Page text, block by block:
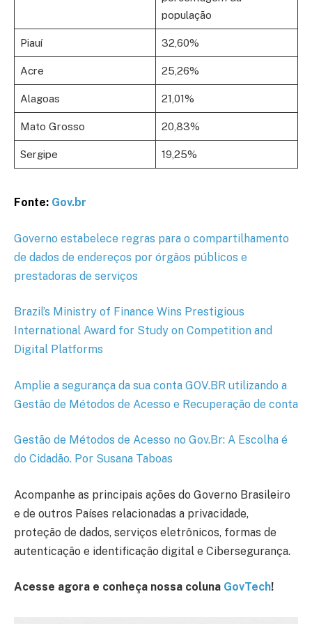
população
Piauí 32,60%
Acre 25,26%
Alagoas 21,01%
Mato Grosso 20,83%
Sergipe 19,25%
Fonte: Gov.br
Governo estabelece regras para o compartilhamento
de dados de endereços por órgãos públicos e
prestadoras de serviços
Brazil’s Ministry of Finance Wins Prestigious
International Award for Study on Competition and
Digital Platforms
Amplie a segurança da sua conta GOV.BR utilizando a
Gestão de Métodos de Acesso e Recuperação de conta
Gestão de Métodos de Acesso no Gov.Br: A Escolha é
do Cidadão. Por Susana Taboas
Acompanhe as principais ações do Governo Brasileiro
e de outros Países relacionadas a privacidade,
proteção de dados, serviços eletrônicos, formas de
autenticação e identificação digital e Cibersegurança.
Acesse agora e conheça nossa coluna GovTech!